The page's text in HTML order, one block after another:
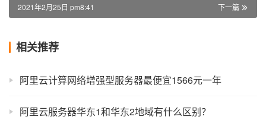
下一篇
2021年2月25日 pm8:41
相关推荐
阿里云计算网络增强型服务器最便宜1566元一年
阿里云服务器华东1和华东2地域有什么区别？